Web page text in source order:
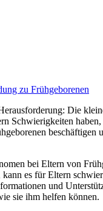
zu Frühgeborenen
Die
Schwierigkeiten
bei Eltern von
es für Eltern
und
sie ihm helfen können.